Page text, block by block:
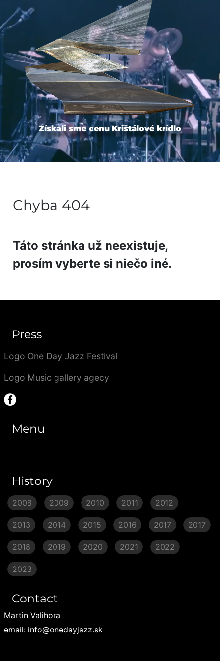
Získali sme cenu Krištálové krídlo
Chyba 404
Táto stránka už neexistuje,
prosím vyberte si niečo iné.
Press
Logo One Day Jazz Festival
Logo Music gallery agecy
Menu
History
2008 2009 2010 2011 2012
2013 2014 2015 2016 2017 2017
2018 2019 2020 2021 2022
2023
Contact
Martin Valihora
email: info@onedayjazz.sk